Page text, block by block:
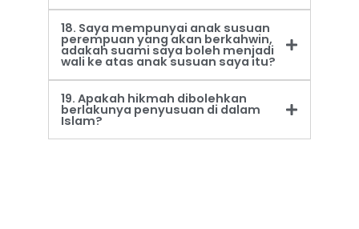
18. Saya mempunyai anak susuan
perempuan yang akan berkahwin,
adakah suami saya boleh menjadi
wali ke atas anak susuan saya itu?
19. Apakah hikmah dibolehkan
berlakunya penyusuan di dalam
Islam?